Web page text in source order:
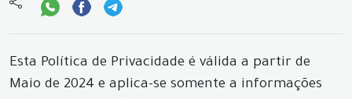
Esta Política de Privacidade é válida a partir de
Maio de 2024 e aplica-se somente a informações